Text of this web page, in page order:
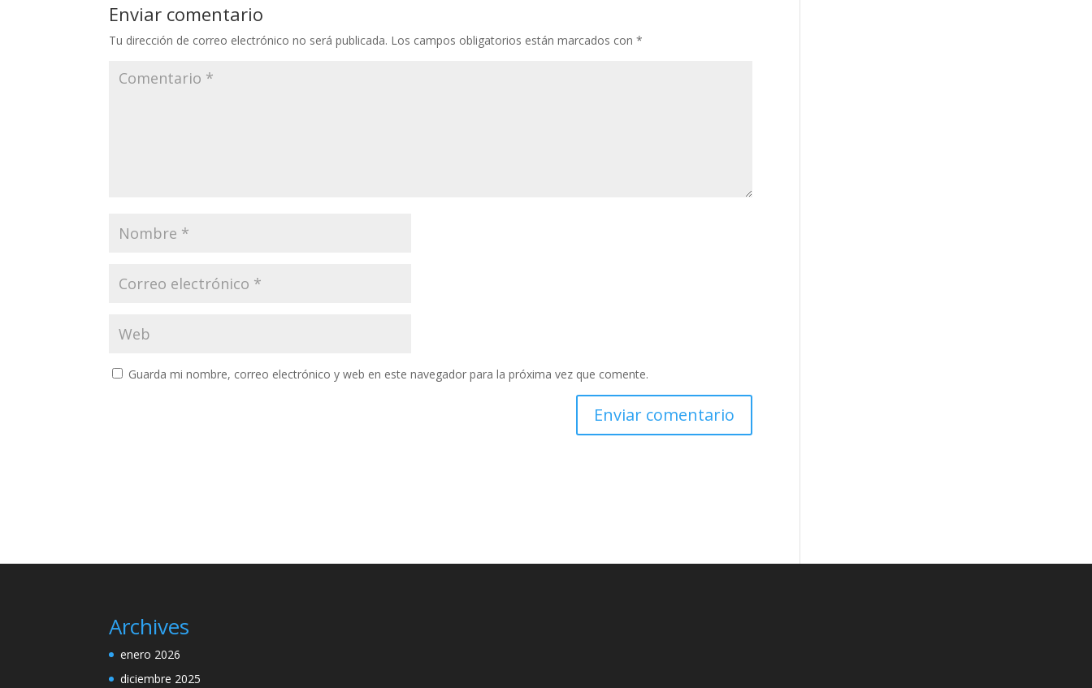
Enviar comentario
Tu dirección de correo electrónico no será publicada. Los campos obligatorios están marcados con*
Guarda mi nombre, correo electrónico y web en este navegador para la próxima vez que comente.
Archives
enero 2026
diciembre 2025